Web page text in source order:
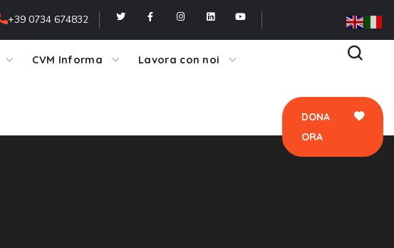
+39 0734 674832
CVM Informa
Lavora con noi
DONA
ORA